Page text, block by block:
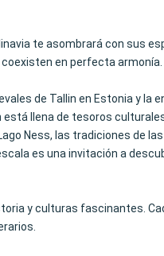
te asombrará con sus
en perfecta
de Tallin en Estonia y la
llena de tesoros
Ness, las tradiciones de
es una invitación a
y culturas fascinantes.